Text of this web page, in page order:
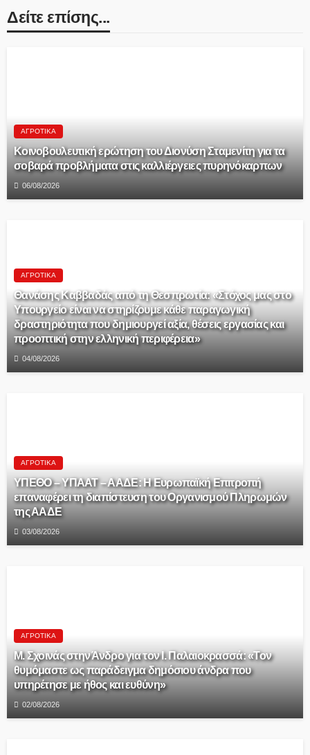
Δείτε επίσης...
ΑΓΡΟΤΙΚΆ
Κοινοβουλευτική ερώτηση του Διονύση Σταμενίτη για τα
σοβαρά προβλήματα στις καλλιέργειες πυρηνόκαρπων
06/08/2026
ΑΓΡΟΤΙΚΆ
Θανάσης Καββαδάς από τη Θεσπρωτία: «Στόχος μας στο
Υπουργείο είναι να στηρίζουμε κάθε παραγωγική
δραστηριότητα που δημιουργεί αξία, θέσεις εργασίας και
προοπτική στην ελληνική περιφέρεια»
04/08/2026
ΑΓΡΟΤΙΚΆ
ΥΠΕΘΟ – ΥΠΑΑΤ – ΑΑΔΕ: H Ευρωπαϊκή Επιτροπή
επαναφέρει τη διαπίστευση του Οργανισμού Πληρωμών
της ΑΑΔΕ
03/08/2026
ΑΓΡΟΤΙΚΆ
Μ. Σχοινάς στην Άνδρο για τον Ι. Παλαιοκρασσά: «Τον
θυμόμαστε ως παράδειγμα δημόσιου άνδρα που
υπηρέτησε με ήθος και ευθύνη»
02/08/2026